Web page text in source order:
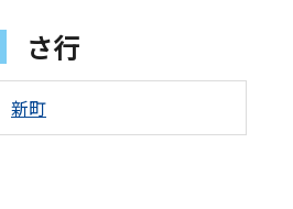
さ行
新町